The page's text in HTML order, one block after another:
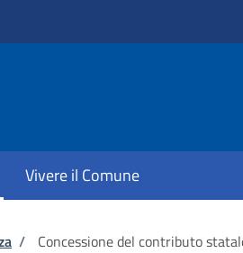
Vivere il Comune
/ Concessione del contributo